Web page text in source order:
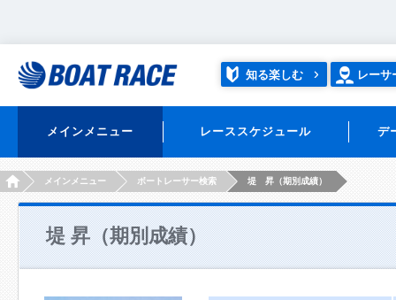
知る楽しむ レーサ
メインメニュー レーススケジュール デ
HOMEメインメニュー ボートレーサー検索 堤 昇（期別成績）
堤 昇（期別成績）